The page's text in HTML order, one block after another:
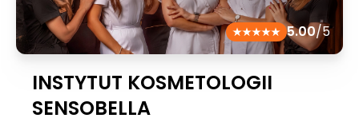
5.00/5
INSTYTUT KOSMETOLOGII
SENSOBELLA